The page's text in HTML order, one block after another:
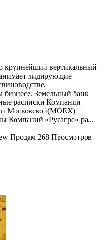
крупнейший вертикальный
лидирующие
бизнесе. Земельный банк
расписки Компании
Московской(MOEX)
Компаний «Русагро» ра...
Продам 268 Просмотров